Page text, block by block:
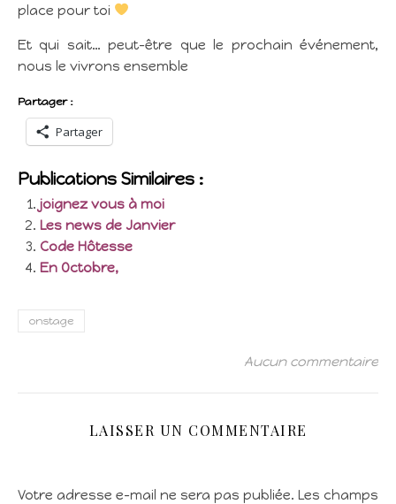
place pour toi
Et qui sait… peut-être que le prochain événement,
nous le vivrons ensemble
Partager :
Partager
Publications Similaires :
joignez vous à moi
Les news de Janvier
Code Hôtesse
En Octobre,
onstage
Aucun commentaire
LAISSER UN COMMENTAIRE
Votre adresse e-mail ne sera pas publiée. Les champs